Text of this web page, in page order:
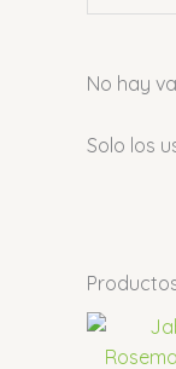
No hay
Solo los